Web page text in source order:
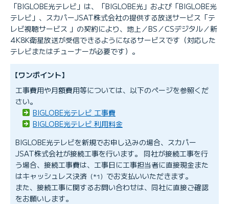
「BIGLOBE光テレビ」は、「BIGLOBE光」および「BIGLOBE光
テレビ」、スカパーJSAT株式会社の提供する放送サービス「テ
レビ視聴サービス 」の契約により、地上／BS／CSデジタル／新
4K8K衛星放送が受信できるようになるサービスです（対応した
テレビまたはチューナーが必要です）。
【ワンポイント】
工事費用や月額費用等については、以下のページを参照くだ
さい。
BIGLOBE光テレビ 工事費
BIGLOBE光テレビ 利用料金
BIGLOBE光テレビを新規でお申し込みの場合、スカパー
JSAT株式会社が接続工事を行います。 同社が接続工事を行
う場合、接続工事費は、工事日に工事担当者に直接現金また
はキャッシュレス決済 （*1） でお支払いいただきます。
また、接続工事に関するお問い合わせは、同社に直接ご確認
をお願いします。